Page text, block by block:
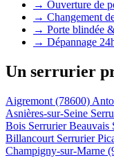
→ Ouverture de
→ Changement
→ Porte blindée
→ Dépannage
Un serrurier
Aigremont (78600)
Asnières-sur-Seine
Bois Serrurier Beauvais
Billancourt Serrurier
Champigny-sur-Marne